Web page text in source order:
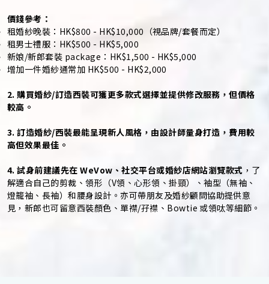
價錢參考：
租婚紗晚裝：HK$800 - HK$10,000（視品牌/套餐而定）
租男士禮服：HK$500 - HK$5,000
新娘/新郎套裝 package：HK$1,500 - HK$5,000
增加一件婚紗通常加 HK$500 - HK$2,000
2. 購買婚紗/訂造西裝可獲更多款式選擇並提供修改服務，但價格
較高。
3. 訂造婚紗/西裝最能呈現新人風格，由設計師量身打造，費用較
高但效果最佳。
4. 試身前建議先在 WeVow、社交平台或婚紗店網站瀏覽款式 ，了
解適合自己的剪裁、領形（V領、心形領、掛頸）、袖型（無袖、
燈籠袖、長袖）和腰身設計。亦可帶朋友及婚紗顧問協助提供意
見，新郎也可留意西裝顏色、單襟/孖襟、Bowtie 或領呔等細節。